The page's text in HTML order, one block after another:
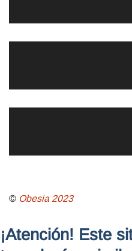
© Obesia2023
¡Atención! Este